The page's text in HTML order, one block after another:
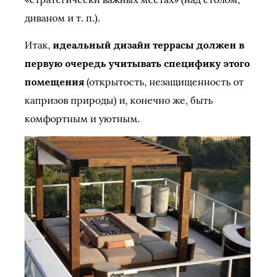
диваном и т. п.).
Итак, идеальный дизайн террасы должен в
первую очередь учитывать специфику этого
помещения (открытость, незащищенность от
капризов природы) и, конечно же, быть
комфортным и уютным.